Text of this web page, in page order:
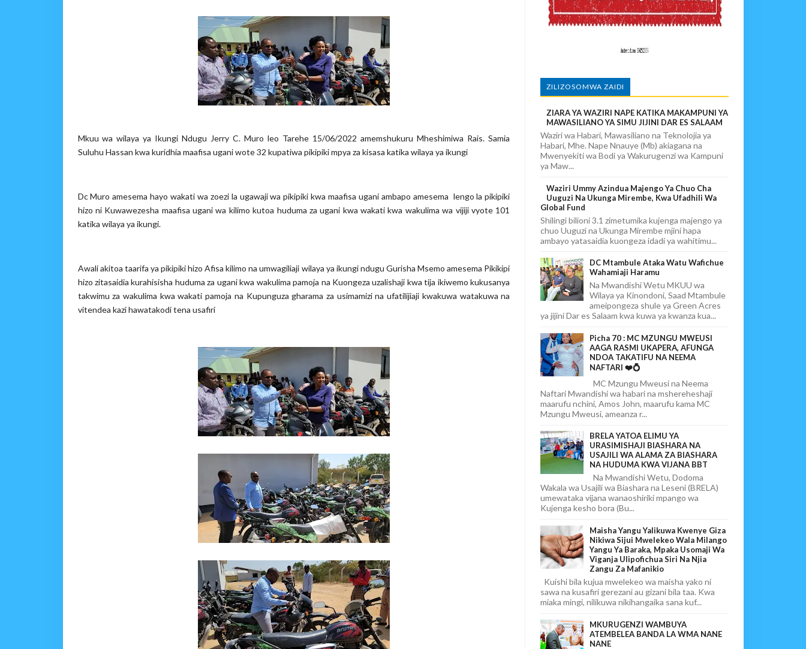
MGALU APONGEZA HATUA ZA SERIKALI KUHAMASISHA MATUMIZI YA NISHATI SAFI YA KUPIKIA
MSUMBA-Aug 08 2026
WMA YAPONGEZWA KWA KUANZISHA KLABU ZA VIPIMO SHULENI
OKULY BLOG-Aug 08 2026
TBS Yaendelea Kutoa Elimu Ya Uthibitishaji Ubora Wa Bidhaa Nanenane Morogoro
OSCAR ASSENGA-Aug 08 2026
Mkuu wa wilaya ya Ikungi Ndugu Jerry C. Muro leo Tarehe 15/06/2022 amemshukuru Mheshimiwa Rais. Samia
Suluhu Hassan kwa kuridhia maafisa ugani wote 32 kupatiwa pikipiki mpya za kisasa katika wilaya ya ikungi
Dc Muro amesema hayo wakati wa zoezi la ugawaji wa pikipiki kwa maafisa ugani ambapo amesema lengo la pikipiki
hizo ni Kuwawezesha maafisa ugani wa kilimo kutoa huduma za ugani kwa wakati kwa wakulima wa vijiji vyote 101
katika wilaya ya ikungi.
Awali akitoa taarifa ya pikipiki hizo Afisa kilimo na umwagiliaji wilaya ya ikungi ndugu Gurisha Msemo amesema Pikikipi
hizo zitasaidia kurahisisha huduma za ugani kwa wakulima pamoja na Kuongeza uzalishaji kwa tija ikiwemo kukusanya
takwimu za wakulima kwa wakati pamoja na Kupunguza gharama za usimamizi na ufatilijiaji kwakuwa watakuwa na
vitendea kazi hawatakodi tena usafiri
ZILIZOSOMWA ZAIDI
ZIARA YA WAZIRI NAPE KATIKA MAKAMPUNI YA
MAWASILIANO YA SIMU JIJINI DAR ES SALAAM
Waziri wa Habari, Mawasiliano na Teknolojia ya
Habari, Mhe. Nape Nnauye (Mb) akiagana na
Mwenyekiti wa Bodi ya Wakurugenzi wa Kampuni
ya Maw...
Waziri Ummy Azindua Majengo Ya Chuo Cha
Uuguzi Na Ukunga Mirembe, Kwa Ufadhili Wa
Global Fund
Shilingi bilioni 3.1 zimetumika kujenga majengo ya
chuo Uuguzi na Ukunga Mirembe mjini hapa
ambayo yatasaidia kuongeza idadi ya wahitimu...
DC Mtambule Ataka Watu Wafichue
Wahamiaji Haramu
Na Mwandishi Wetu MKUU wa
Wilaya ya Kinondoni, Saad Mtambule
ameipongeza shule ya Green Acres
ya jijini Dar es Salaam kwa kuwa ya kwanza kua...
Picha 70 : MC MZUNGU MWEUSI
AAGA RASMI UKAPERA, AFUNGA
NDOA TAKATIFU NA NEEMA
NAFTARI ❤️💍
MC Mzungu Mweusi na Neema
Naftari Mwandishi wa habari na mshereheshaji
maarufu nchini, Amos John, maarufu kama MC
Mzungu Mweusi, ameanza r...
BRELA YATOA ELIMU YA
URASIMISHAJI BIASHARA NA
USAJILI WA ALAMA ZA BIASHARA
NA HUDUMA KWA VIJANA BBT
Na Mwandishi Wetu, Dodoma
Wakala wa Usajili wa Biashara na Leseni (BRELA)
umewataka vijana wanaoshiriki mpango wa
Kujenga kesho bora (Bu...
Maisha Yangu Yalikuwa Kwenye Giza
Nikiwa Sijui Mwelekeo Wala Milango
Yangu Ya Baraka, Mpaka Usomaji Wa
Viganja Ulipofichua Siri Na Njia
Zangu Za Mafanikio
Kuishi bila kujua mwelekeo wa maisha yako ni
sawa na kusafiri gerezani au gizani bila taa. Kwa
miaka mingi, nilikuwa nikihangaika sana kuf...
MKURUGENZI WAMBUYA
ATEMBELEA BANDA LA WMA NANE
NANE